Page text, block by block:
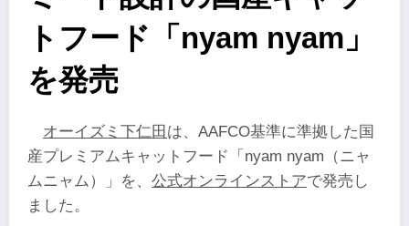
トフード「nyam nyam」
を発売
オーイズミ下仁田 は、AAFCO基準に準拠した国
産プレミアムキャットフード「nyam nyam（ニャ
ムニャム）」を、 公式オンラインストアで発売し
ました。